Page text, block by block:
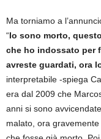
Ma torniamo a
“Io sono morto,
che ho indossato per
avreste guardati, ora
interpretabile -spiega
era dal 2009 che
anni si sono
malato, ora